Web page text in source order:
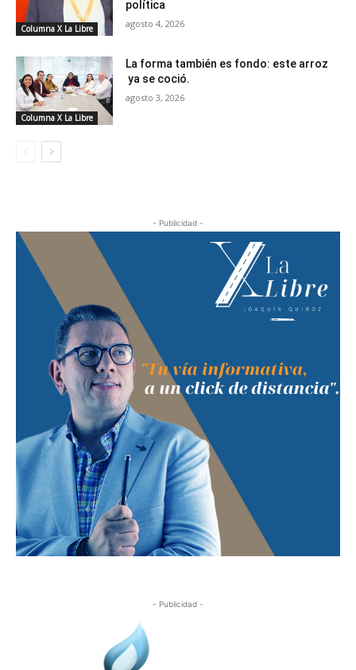
Columna X La Libre
política
agosto 4, 2026
Columna X La Libre
La forma también es fondo: este arroz
ya se coció.
agosto 3, 2026
- Publicidad -
- Publicidad -